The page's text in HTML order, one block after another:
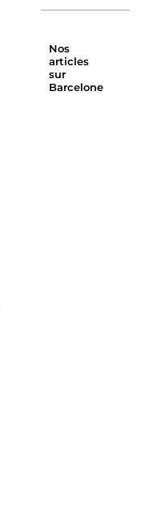
Nos
articles
sur
Barcelone